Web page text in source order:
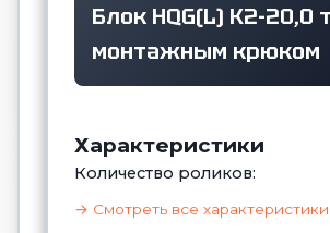
Блок HQG(L) K2-20,0
монтажным крюком
Характеристики
Количество роликов:
→ Смотреть все характеристики